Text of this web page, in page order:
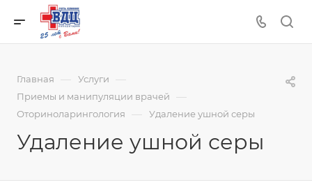
Главная — Услуги —
Приемы и манипуляции врачей —
Оториноларингология — Удаление ушной серы
Удаление ушной серы